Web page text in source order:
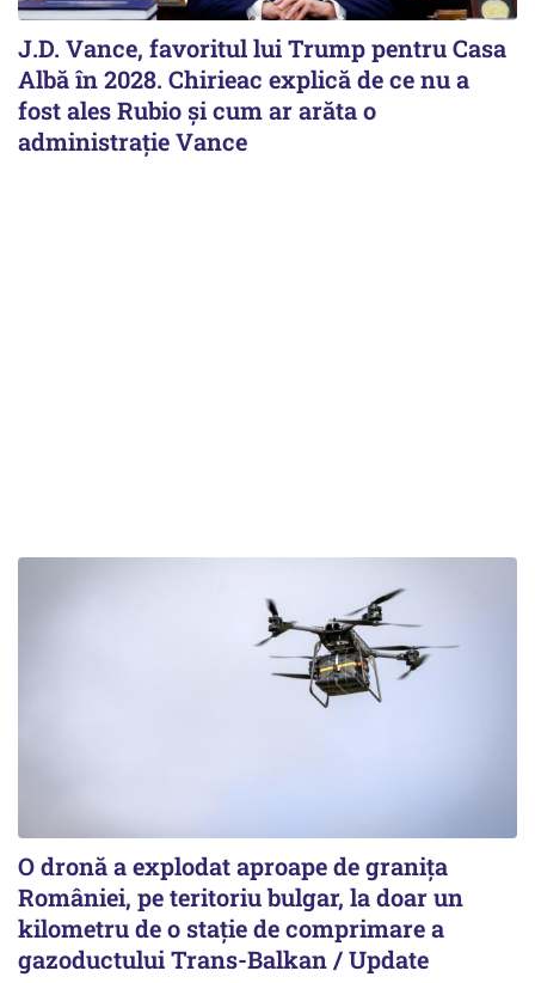
J.D. Vance, favoritul lui Trump pentru Casa
Albă în 2028. Chirieac explică de ce nu a
fost ales Rubio și cum ar arăta o
administrație Vance
O dronă a explodat aproape de granița
României, pe teritoriu bulgar, la doar un
kilometru de o stație de comprimare a
gazoductului Trans-Balkan / Update